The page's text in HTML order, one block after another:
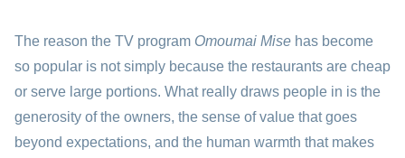
The reason the TV program Omoumai Mise has become
so popular is not simply because the restaurants are cheap
or serve large portions. What really draws people in is the
generosity of the owners, the sense of value that goes
beyond expectations, and the human warmth that makes